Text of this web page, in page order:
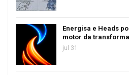
Energisa e Heads
motor da
jul 31